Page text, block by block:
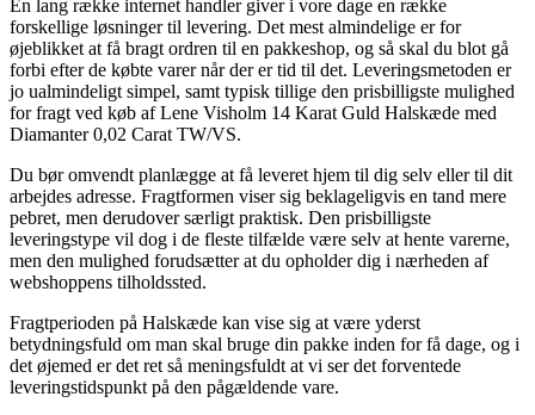
En lang række internet handler giver i vore dage en række
forskellige løsninger til levering. Det mest almindelige er for
øjeblikket at få bragt ordren til en pakkeshop, og så skal du blot gå
forbi efter de købte varer når der er tid til det. Leveringsmetoden er
jo ualmindeligt simpel, samt typisk tillige den prisbilligste mulighed
for fragt ved køb af Lene Visholm 14 Karat Guld Halskæde med
Diamanter 0,02 Carat TW/VS.
Du bør omvendt planlægge at få leveret hjem til dig selv eller til dit
arbejdes adresse. Fragtformen viser sig beklageligvis en tand mere
pebret, men derudover særligt praktisk. Den prisbilligste
leveringstype vil dog i de fleste tilfælde være selv at hente varerne,
men den mulighed forudsætter at du opholder dig i nærheden af
webshoppens tilholdssted.
Fragtperioden på Halskæde kan vise sig at være yderst
betydningsfuld om man skal bruge din pakke inden for få dage, og i
det øjemed er det ret så meningsfuldt at vi ser det forventede
leveringstidspunkt på den pågældende vare.